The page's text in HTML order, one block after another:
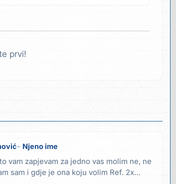
prvi!
Njeno ime
vam zapjevam za jedno vas molim ne, ne
sam i gdje je ona koju volim Ref. 2x